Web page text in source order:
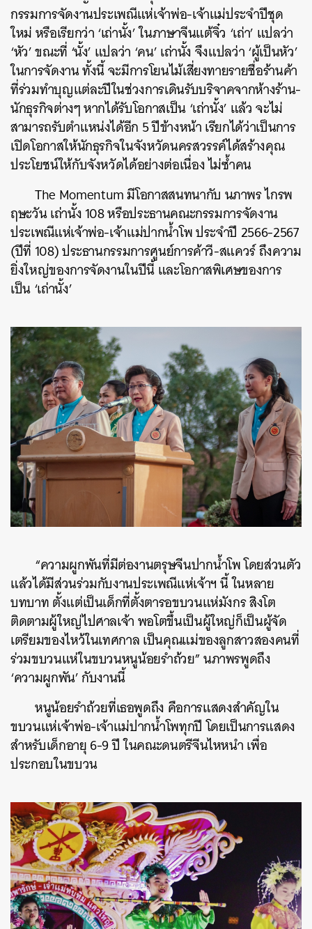
กรรมการจัดงานประเพณีแห่เจ้าพ่อ-เจ้าแม่ประจำปีชุด
ใหม่ หรือเรียกว่า ‘เถ่านั้ง’ ในภาษาจีนแต้จิ๋ว ‘เถ่า’ แปลว่า
‘หัว’ ขณะที่ ‘นั้ง’ แปลว่า ‘คน’ เถ่านั้ง จึงแปลว่า ‘ผู้เป็นหัว’
ในการจัดงาน ทั้งนี้ จะมีการโยนไม้เสี่ยงทายรายชื่อร้านค้า
ที่ร่วมทำบุญแต่ละปีในช่วงการเดินรับบริจาคจากห้างร้าน-
นักธุรกิจต่างๆ หากได้รับโอกาสเป็น ‘เถ่านั้ง’ แล้ว จะไม่
สามารถรับตำแหน่งได้อีก 5 ปีข้างหน้า เรียกได้ว่าเป็นการ
เปิดโอกาสให้นักธุรกิจในจังหวัดนครสวรรค์ได้สร้างคุณ
ประโยชน์ให้กับจังหวัดได้อย่างต่อเนื่อง ไม่ซ้ำคน
The Momentum มีโอกาสสนทนากับ นภาพร ไกรพ
ฤษะวัน เถ่านั้ง 108 หรือประธานคณะกรรมการจัดงาน
ประเพณีแห่เจ้าพ่อ-เจ้าแม่ปากน้ำโพ ประจำปี 2566-2567
(ปีที่ 108) ประธานกรรมการศูนย์การค้าวี-สแควร์ ถึงความ
ยิ่งใหญ่ของการจัดงานในปีนี้ และโอกาสพิเศษของการ
เป็น ‘เถ่านั้ง’
“ความผูกพันที่มีต่องานตรุษจีนปากน้ำโพ โดยส่วนตัว
แล้วได้มีส่วนร่วมกับงานประเพณีแห่เจ้าฯ นี้ ในหลาย
บทบาท ตั้งแต่เป็นเด็กที่ตั้งตารอขบวนแห่มังกร สิงโต
ติดตามผู้ใหญ่ไปศาลเจ้า พอโตขึ้นเป็นผู้ใหญ่ก็เป็นผู้จัด
เตรียมของไหว้ในเทศกาล เป็นคุณแม่ของลูกสาวสองคนที่
ร่วมขบวนแห่ในขบวนหนูน้อยรำถ้วย” นภาพรพูดถึง
‘ความผูกพัน’ กับงานนี้
หนูน้อยรำถ้วยที่เธอพูดถึง คือการแสดงสำคัญใน
ขบวนแห่เจ้าพ่อ-เจ้าแม่ปากน้ำโพทุกปี โดยเป็นการแสดง
สำหรับเด็กอายุ 6-9 ปี ในคณะดนตรีจีนไหหนำ เพื่อ
ประกอบในขบวน